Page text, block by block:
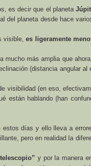
es decir que el planeta
del planeta desde hace
visible, es ligeramente
más amplia que
(distancia angular
visibilidad (en eso,
están hablando (han
días y ello lleva a
pero en realidad la
y por la manera